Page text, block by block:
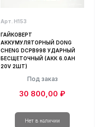
Арт. Н153
ГАЙКОВЕРТ
АККУМУЛЯТОРНЫЙ DONG
CHENG DCPB998 УДАРНЫЙ
БЕСЩЕТОЧНЫЙ (АКК 6.0AH
20V 2ШТ)
Под заказ
30 800,00 ₽